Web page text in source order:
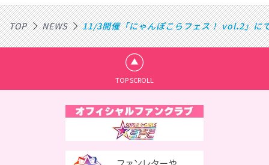
TOP NEWS 11/3開催「にゃんぽこらフェス！ vol.2」に
TOP SCROLL